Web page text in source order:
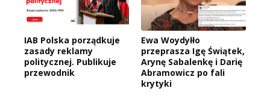
IAB Polska porządkuje
zasady reklamy
politycznej. Publikuje
przewodnik
Ewa Woydyłło
przeprasza Igę Świątek,
Arynę Sabalenkę i Darię
Abramowicz po fali
krytyki